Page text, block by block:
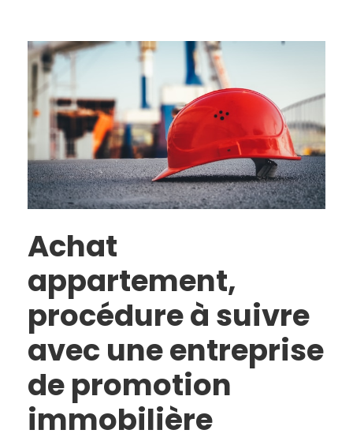
Achat
appartement,
procédure à suivre
avec une entreprise
de promotion
immobilière